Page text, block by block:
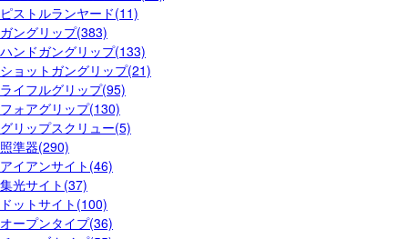
ピストルランヤード(11)
ガングリップ(383)
ハンドガングリップ(133)
ショットガングリップ(21)
ライフルグリップ(95)
フォアグリップ(130)
グリップスクリュー(5)
照準器(290)
アイアンサイト(46)
集光サイト(37)
ドットサイト(100)
オープンタイプ(36)